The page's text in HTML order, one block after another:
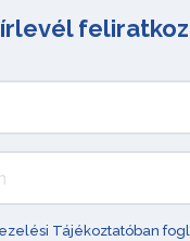
Tájékoztatóban